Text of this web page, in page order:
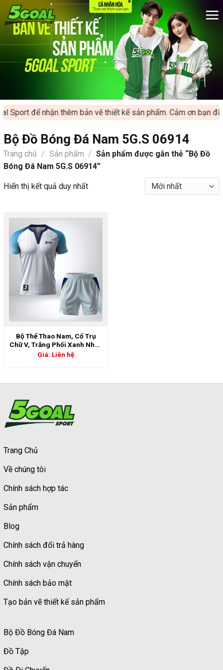
Chuyển
đến
dung
để nhận thêm bản vẽ thiết kế sản phẩm. Cảm ơn bạn đã
Bộ Đồ Bóng Đá Nam 5G.S 06914
Trang chủ / Sản phẩm / Sản phẩm được gắn thẻ “Bộ Đồ
Bóng Đá Nam 5G.S 06914”
Hiển thị kết quả duy nhất
Bộ Thể Thao Nam, Cổ Trụ
Chữ V, Trắng Phối Xanh Nhạt,
Form chuẩn, thoáng mát,
Giá: Liên hệ
Trang Chủ
Về chúng tôi
Chính sách hợp tác
Sản phẩm
Blog
Chính sách đổi trả hàng
Chính sách vận chuyển
Chính sách bảo mật
Tạo bản vẽ thiết kế sản phẩm
Bộ Đồ Bóng Đá Nam
Đồ Tập